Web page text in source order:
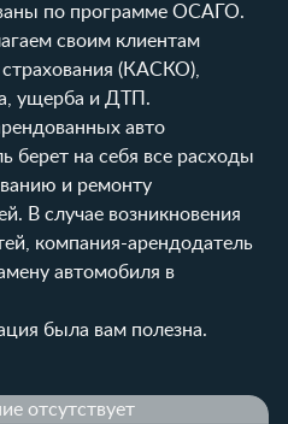
по программе ОСАГО.
своим клиентам
(КАСКО),
ущерба и ДТП.
авто
берет на себя все расходы
и ремонту
В случае возникновения
компания-арендодатель
автомобиля в
была вам полезна.
отсутствует